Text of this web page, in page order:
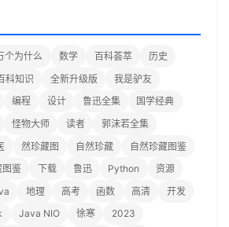
个为什么 数学 百科荟萃
历史
科知识 全新升级版
我是驴友
编程 设计 鲁迅全集
国学经典
怪物大师 读者
郭沫若全集
然珍藏图 自然珍藏
自然珍藏图鉴
图鉴 下载 鲁迅 Python
资源
地理 高考 函数 高清
开发
Java NIO 徐寒
2023